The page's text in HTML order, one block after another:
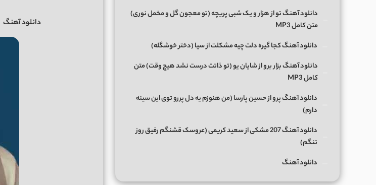
دانلود آهنگ
دانلود آهنگ تو از هزار و یک شبی پریچه (تو معجون گل و مخمل نوری)
متن کامل MP3
دانلود آهنگ کجا گیره دلت چیه مشکلت از سیا (دختر خوشگله)
دانلود آهنگ بزار برو از شایان یو (تو ذاتت درست نشد هیچ وقت) متن
کامل MP3
دانلود آهنگ پرو از حسین پارسا (من هنوزم یه دل پررو توی این سینه
دارم)
دانلود آهنگ 207 مشکی از سعید کریمی (عروسک قشنگم رفیق روز
تنگم)
دانلود آهنگ